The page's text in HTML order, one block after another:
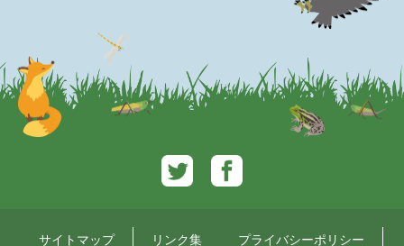
Twitter
サイトマップ リンク集 プライバシーポリシー